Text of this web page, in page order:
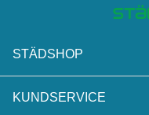
STÄDSHOP
KUNDSERVICE